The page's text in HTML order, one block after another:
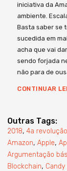
iniciativa da
ambiente.
Basta saber se
sucedida em
acha que vai
sendo forjada
não para de
CONTINUAR
Outras Tags:
2018, 4a
Amazon, Apple,
Argumentação
Blockchain,